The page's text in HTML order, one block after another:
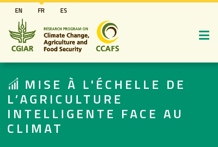
Aller
au
contenu
principal
EN FR ES
MISE À L'ÉCHELLE DE
L’AGRICULTURE
INTELLIGENTE FACE AU
CLIMAT